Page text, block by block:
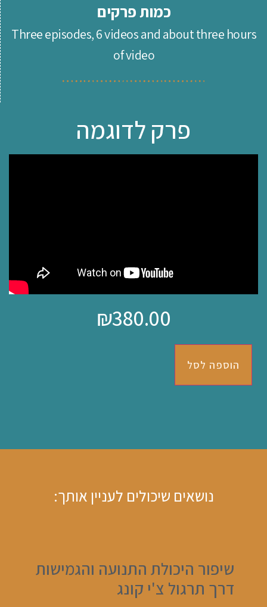
כמות פרקים
Three episodes, 6 videos and about three hours
of video
פרק לדוגמה
₪380.00
הוספה לסל
נושאים שיכולים לעניין אותך:
שיפור היכולת התנועה והגמישות
דרך תרגול צ'י קונג